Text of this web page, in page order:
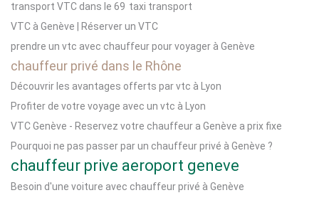
transport VTC dans le 69 taxi transport
VTC à Genève | Réserver un VTC
prendre un vtc avec chauffeur pour voyager à Genève
chauffeur privé dans le Rhône
Découvrir les avantages offerts par vtc à Lyon
Profiter de votre voyage avec un vtc à Lyon
VTC Genève - Reservez votre chauffeur a Genève a prix fixe
Pourquoi ne pas passer par un chauffeur privé à Genève ?
chauffeur prive aeroport geneve
Besoin d'une voiture avec chauffeur privé à Genève